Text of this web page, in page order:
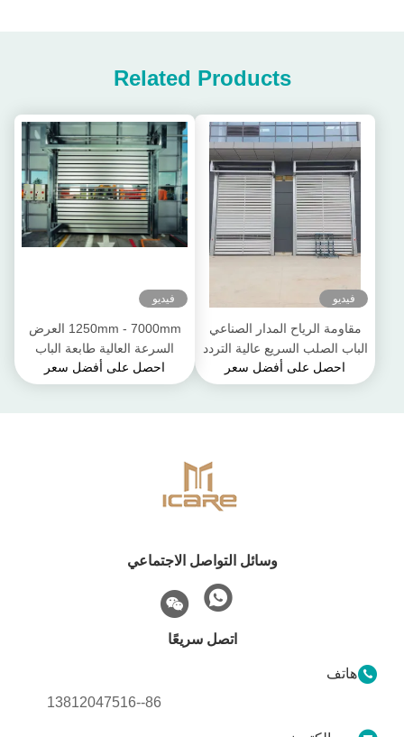
Related Products
فيديو
مقاومة الرياح المدار الصناعي
الباب الصلب السريع عالية التردد
فتح وإغلاق
احصل على أفضل سعر
فيديو
1250mm - 7000mm العرض
السرعة العالية طابعة الباب
الحلزوني سمك 40mm
احصل على أفضل سعر
وسائل التواصل الاجتماعي
اتصل سريعًا
هاتف
86--13812047516